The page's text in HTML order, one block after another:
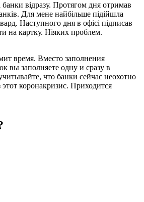
банки відразу. Протягом дня отримав
Для мене найбільше підійшла
Наступного дня в офісі підписав
на картку. Ніяких проблем.
время. Вместо заполнения
вы заполняете одну и сразу в
что банки сейчас неохотно
коронакризис. Приходится